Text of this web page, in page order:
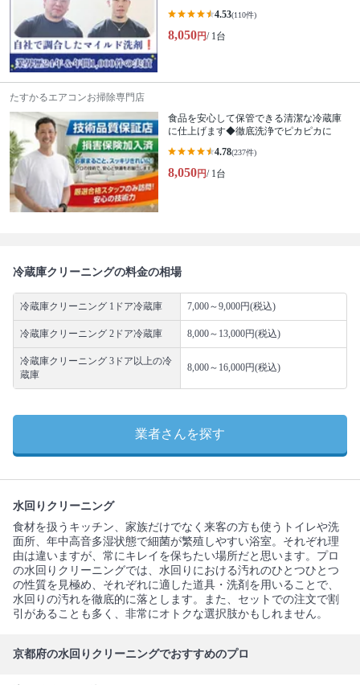
4.53(110件)
8,050円/ 1台
たすかるエアコンお掃除専門店
食品を安心して保管できる清潔な冷蔵庫
に仕上げます◆徹底洗浄でピカピカに
4.78(237件)
8,050円/ 1台
冷蔵庫クリーニングの料金の相場
冷蔵庫クリーニング 1ドア冷蔵庫 7,000～9,000円(税込)
冷蔵庫クリーニング 2ドア冷蔵庫 8,000～13,000円(税込)
冷蔵庫クリーニング 3ドア以上の冷
蔵庫
8,000～16,000円(税込)
業者さんを探す
水回りクリーニング
食材を扱うキッチン、家族だけでなく来客の方も使うトイレや洗
面所、年中高音多湿状態で細菌が繁殖しやすい浴室。それぞれ理
由は違いますが、常にキレイを保ちたい場所だと思います。プロ
の水回りクリーニングでは、水回りにおける汚れのひとつひとつ
の性質を見極め、それぞれに適した道具・洗剤を用いることで、
水回りの汚れを徹底的に落とします。また、セットでの注文で割
引があることも多く、非常にオトクな選択肢かもしれません。
京都府の水回りクリーニングでおすすめのプロ